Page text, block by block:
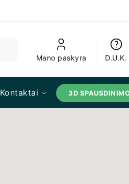
Mano paskyra
D.U.K.
Kontaktai 3D